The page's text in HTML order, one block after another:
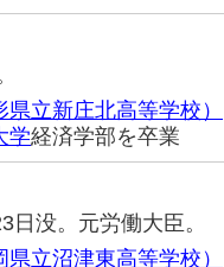
立新庄北高等学校）
学経済学部を卒業
没。元労働大臣。
立沼津東高等学校）